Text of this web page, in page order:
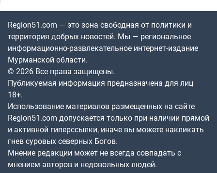
Region51.com — это зона свободная от политики и
территория добрых новостей. Мы — региональное
информационно-развлекательное интернет-издание
Мурманской области.
© 2026 Все права защищены.
Публикуемая информация предназначена для лиц
18+.
Использование материалов размещенных на сайте
Region51.com допускается только при наличии прямой
и активной гиперссылки, иначе вы можете накликать
гнев суровых северных Богов.
Мнение редакции может не всегда совпадать с
мнением авторов и недовольных людей.